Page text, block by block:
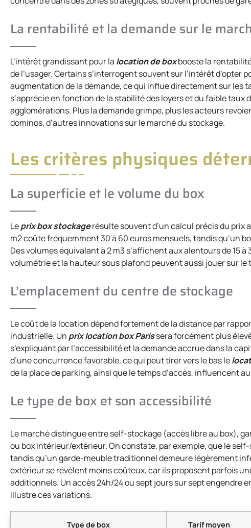
La rentabilité et la demande sur le
L’intérêt grandissant pour la location de boxbooste la
de l’usager. Certains s’interrogent souvent sur l’intérêt d’opter
augmentation de la demande, ce qui influe directement sur les
s’apprécie en fonction de la stabilité des loyers et du faible
agglomérations. Plus la demande grimpe, plus les acteurs
dominos, d’autres innovations sur le marché du stockage.
Les critères physiques
La superficie et le volume du box
Leprix box stockagerésulte souvent d’un calcul précis du prix
m2 coûte fréquemment 30 à 60 euros mensuels, tandis qu’un
Des volumes équivalant à 2 m3 s’affichent aux alentours de 15
volumétrie et la hauteur sous plafond peuvent aussi jouer sur le
L’emplacement du centre de stockage
Le coût de la location dépend fortement de la distance par
industrielle. Un prix location box Parissera forcément plus
s’expliquant par l’accessibilité et la demande accrue dans la
d’une concurrence favorable, ce qui peut tirer vers le bas le
de la place de parking, ainsi que le temps d’accès, influencent
Le type de box et son accessibilité
Le marché distingue entre self-stockage (accès libre au box),
ou box intérieur/extérieur. On constate, par exemple, que le
tandis qu’un garde-meuble traditionnel demeure légèrement
extérieur se révèlent moins coûteux, car ils proposent parfois
additionnels. Un accès 24h/24 ou sept jours sur sept engendre
illustre ces variations.
Type de box Tarif moyen